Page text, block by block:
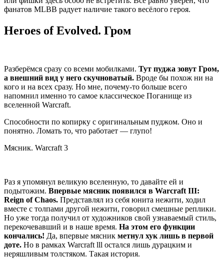
фанатов MLBB радует наличие такого весёлого героя.
Heroes of Evolved. Гром
Разберёмся сразу со всеми мобилками. Тут пуджа зовут Гром,
а внешний вид у него скучноватый. Вроде бы похож ни на
кого и на всех сразу. Но мне, почему-то больше всего
напомнил именно то самое классическое Поганище из
вселенной Warcraft.
Способности по копирку с оригинальным пуджом. Оно и
понятно. Ломать то, что работает — глупо!
Мясник. Warcraft 3
Раз я упомянул великую вселенную, то давайте ей и
подытожим. Впервые мясник появился в Warcraft III:
Reign of Chaos. Представлял из себя юнита нежити, ходил
вместе с толпами другой нежити, говорил смешные реплики.
Но уже тогда получил от художников свой узнаваемый стиль,
перекочевавший и в наше время. На этом его функции
кончались! Да, впервые мясник метнул хук лишь в первой
доте. Но в рамках Warcraft lll остался лишь дурацким и
неряшливым толстяком. Такая история.